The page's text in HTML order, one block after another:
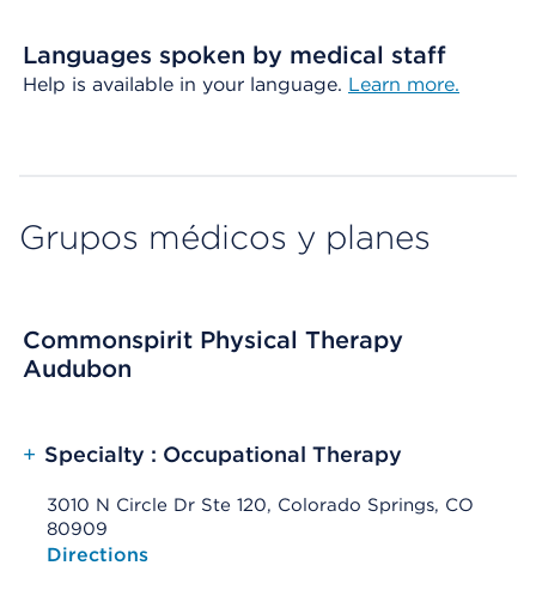
Languages spoken by medical staff
Help is available in your language. Learn more.
Grupos médicos y planes
Commonspirit Physical Therapy
Audubon
+ Specialty : Occupational Therapy
3010 N Circle Dr Ste 120, Colorado Springs, CO
80909
Opens native map application on mobile devices
Directions